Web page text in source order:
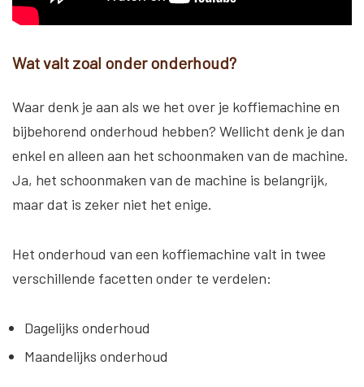
Wat valt zoal onder onderhoud?
Waar denk je aan als we het over je koffiemachine en
bijbehorend onderhoud hebben? Wellicht denk je dan
enkel en alleen aan het schoonmaken van de machine.
Ja, het schoonmaken van de machine is belangrijk,
maar dat is zeker niet het enige.
Het onderhoud van een koffiemachine valt in twee
verschillende facetten onder te verdelen:
Dagelijks onderhoud
Maandelijks onderhoud